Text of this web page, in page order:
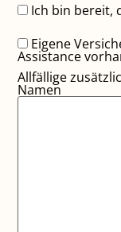
Ich bin bereit,
Eigene
Assistance
Allfällige
Namen